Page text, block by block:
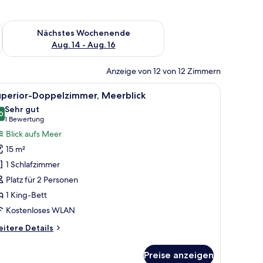
Aug. 7 - Aug. 9.
Nächstes Wochenende
Aug. 14 - Aug. 16
Überprüfe die Verfügbarkeit für nächstes Wochenende, Aug.
Anzeige von 12 von 12 Zimmern
Meerblick und einem Vorhangfenster.Ein Hotelzimmer mit Bett, Schreibtisch,
4 Doppelzimmer, Meerblick
von 10
Sehr gut
1 Bewertung
(1
Bewertung)
Blick aufs Meer
15 m²
1 Schlafzimmer
Platz für 2 Personen
1 King-Bett
Kostenloses WLAN
Details
Preise anzeigen